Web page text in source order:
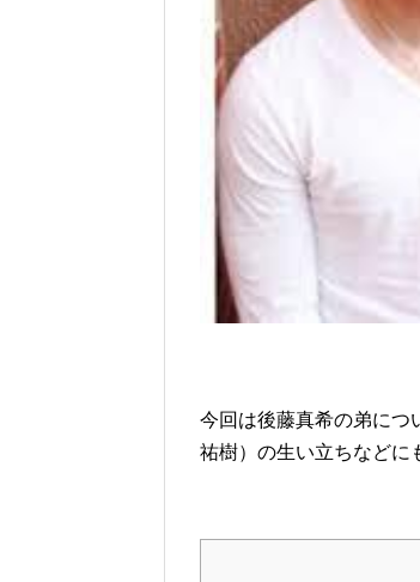
今回は後藤真希の弟につ
祐樹）の生い立ちなどに